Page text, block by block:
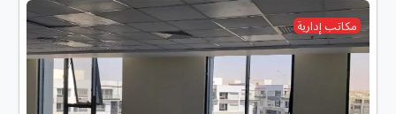
مكاتب إدارية